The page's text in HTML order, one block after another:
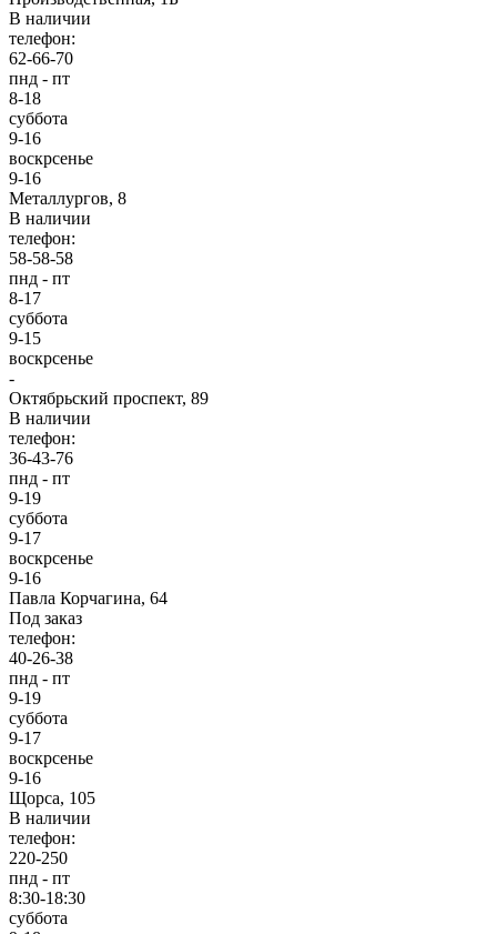
В наличии
телефон:
62-66-70
пнд - пт
8-18
суббота
9-16
воскрсенье
9-16
Металлургов, 8
В наличии
телефон:
58-58-58
пнд - пт
8-17
суббота
9-15
воскрсенье
-
Октябрьский проспект, 89
В наличии
телефон:
36-43-76
пнд - пт
9-19
суббота
9-17
воскрсенье
9-16
Павла Корчагина, 64
Под заказ
телефон:
40-26-38
пнд - пт
9-19
суббота
9-17
воскрсенье
9-16
Щорса, 105
В наличии
телефон:
220-250
пнд - пт
8:30-18:30
суббота